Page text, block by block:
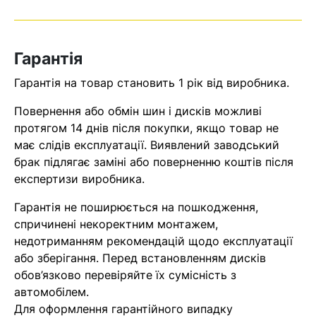
Contact form не
знайдена.
Гарантія
Гарантія на товар становить 1 рік від виробника.
Повернення або обмін шин і дисків можливі
протягом 14 днів після покупки, якщо товар не
має слідів експлуатації. Виявлений заводський
брак підлягає заміні або поверненню коштів після
експертизи виробника.
Гарантія не поширюється на пошкодження,
спричинені некоректним монтажем,
недотриманням рекомендацій щодо експлуатації
або зберігання. Перед встановленням дисків
обов’язково перевіряйте їх сумісність з
автомобілем.
Для оформлення гарантійного випадку